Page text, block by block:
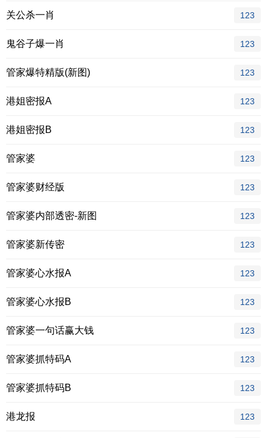
关公杀一肖 123
鬼谷子爆一肖 123
管家爆特精版(新图) 123
港姐密报A 123
港姐密报B 123
管家婆 123
管家婆财经版 123
管家婆内部透密-新图 123
管家婆新传密 123
管家婆心水报A 123
管家婆心水报B 123
管家婆一句话赢大钱 123
管家婆抓特码A 123
管家婆抓特码B 123
港龙报 123